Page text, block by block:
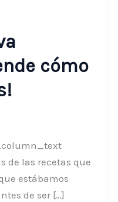
cómo
de las recetas que
estábamos
de ser […]